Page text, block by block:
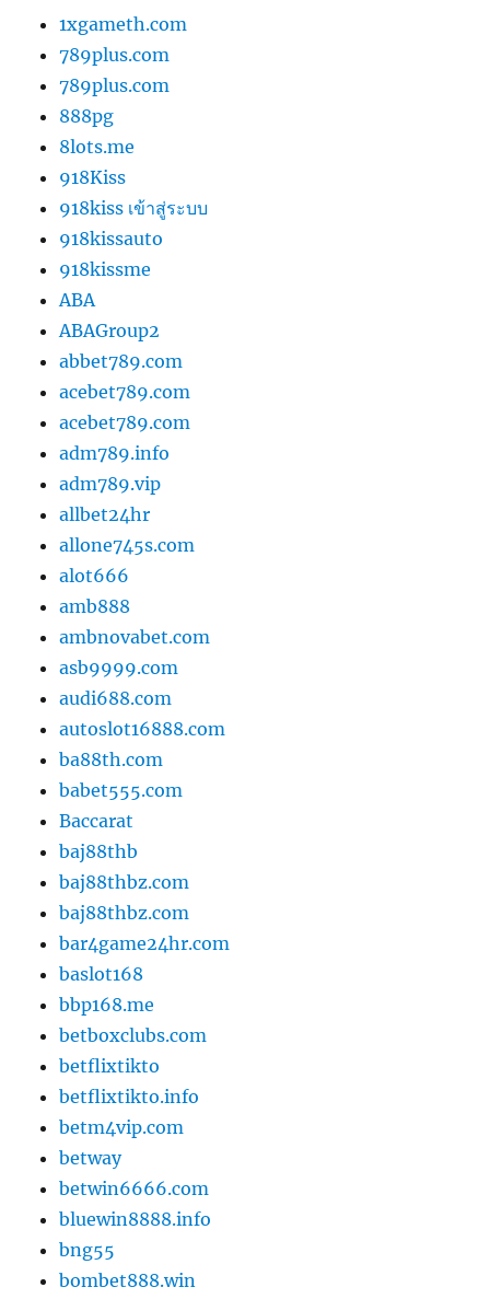
1xgameth.com
789plus.com
789plus.com
888pg
8lots.me
918Kiss
918kiss เข้าสู่ระบบ
918kissauto
918kissme
ABA
ABAGroup2
abbet789.com
acebet789.com
acebet789.com
adm789.info
adm789.vip
allbet24hr
allone745s.com
alot666
amb888
ambnovabet.com
asb9999.com
audi688.com
autoslot16888.com
ba88th.com
babet555.com
Baccarat
baj88thb
baj88thbz.com
baj88thbz.com
bar4game24hr.com
baslot168
bbp168.me
betboxclubs.com
betflixtikto
betflixtikto.info
betm4vip.com
betway
betwin6666.com
bluewin8888.info
bng55
bombet888.win